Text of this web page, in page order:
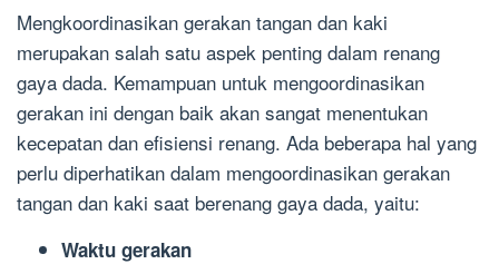
Mengkoordinasikan gerakan tangan dan kaki
merupakan salah satu aspek penting dalam renang
gaya dada. Kemampuan untuk mengoordinasikan
gerakan ini dengan baik akan sangat menentukan
kecepatan dan efisiensi renang. Ada beberapa hal yang
perlu diperhatikan dalam mengoordinasikan gerakan
tangan dan kaki saat berenang gaya dada, yaitu:
Waktu gerakan